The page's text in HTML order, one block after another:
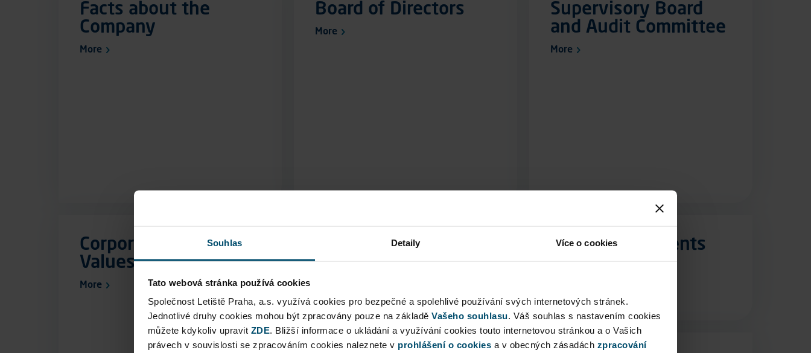
Souhlas Detaily Více o cookies
Tato webová stránka používá cookies
Společnost Letiště Praha, a.s. využívá cookies pro bezpečné a spolehlivé používání svých internetových stránek.
Jednotlivé druhy cookies mohou být zpracovány pouze na základě Vašeho souhlasu. Váš souhlas s nastavením cookies
můžete kdykoliv upravit ZDE. Bližší informace o ukládání a využívání cookies touto internetovou stránkou a o Vašich
právech v souvislosti se zpracováním cookies naleznete v prohlášení o cookies a v obecných zásadách zpracování
Facts about the
Company
More
Board of Directors
More
Supervisory Board
and Audit Committee
More
Corporate Culture and
Values
More
Annual Report Control documents